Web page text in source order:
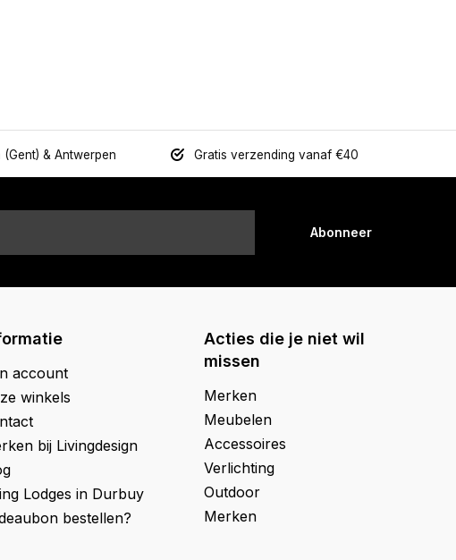
& Antwerpen Gratis verzending vanaf €40
Abonneer
account
winkels
bij Livingdesign
Lodges in Durbuy
bestellen?
Acties die je niet wil
missen
Merken
Meubelen
Accessoires
Verlichting
Outdoor
Merken